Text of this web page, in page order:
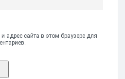
адрес сайта в этом браузере для